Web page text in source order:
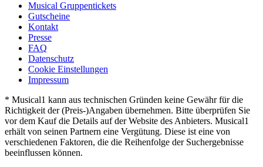
Musical Gruppentickets
Gutscheine
Kontakt
Presse
FAQ
Datenschutz
Cookie Einstellungen
Impressum
* Musical1 kann aus technischen Gründen keine Gewähr für die
Richtigkeit der (Preis-)Angaben übernehmen. Bitte überprüfen Sie
vor dem Kauf die Details auf der Website des Anbieters. Musical1
erhält von seinen Partnern eine Vergütung. Diese ist eine von
verschiedenen Faktoren, die die Reihenfolge der Suchergebnisse
beeinflussen können.